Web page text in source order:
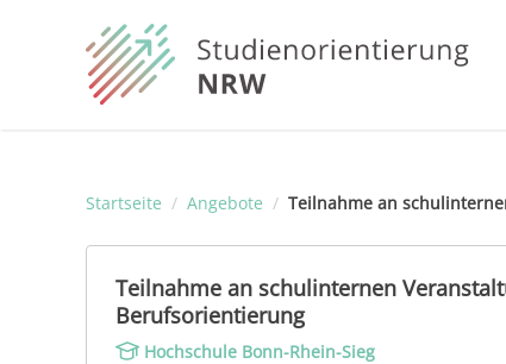
Startseite / Angebote / Teilnahme an
Teilnahme an schulinternen
Berufsorientierung
Hochschule Bonn-Rhein-Sieg